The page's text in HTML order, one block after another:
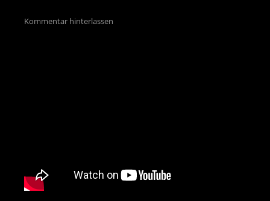
Kommentar hinterlassen